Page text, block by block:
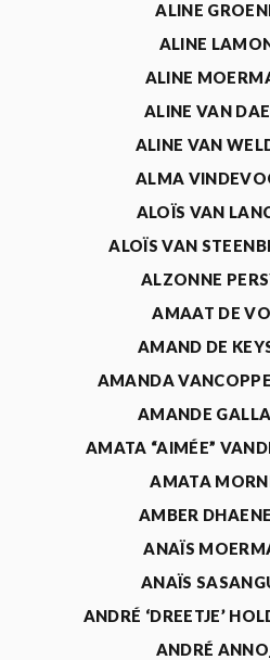
ALINE
ALINE
ALINE
ALINE VAN
ALINE VAN
ALMA
ALOÏS VAN
ALOÏS VAN
ALZONNE
AMAAT DE
AMAND DE
AMANDA
AMANDE
AMATA “AIMÉE”
AMATA
AMBER
ANAÏS
ANAÏS
ANDRÉ ‘DREETJE’
ANDRÉ